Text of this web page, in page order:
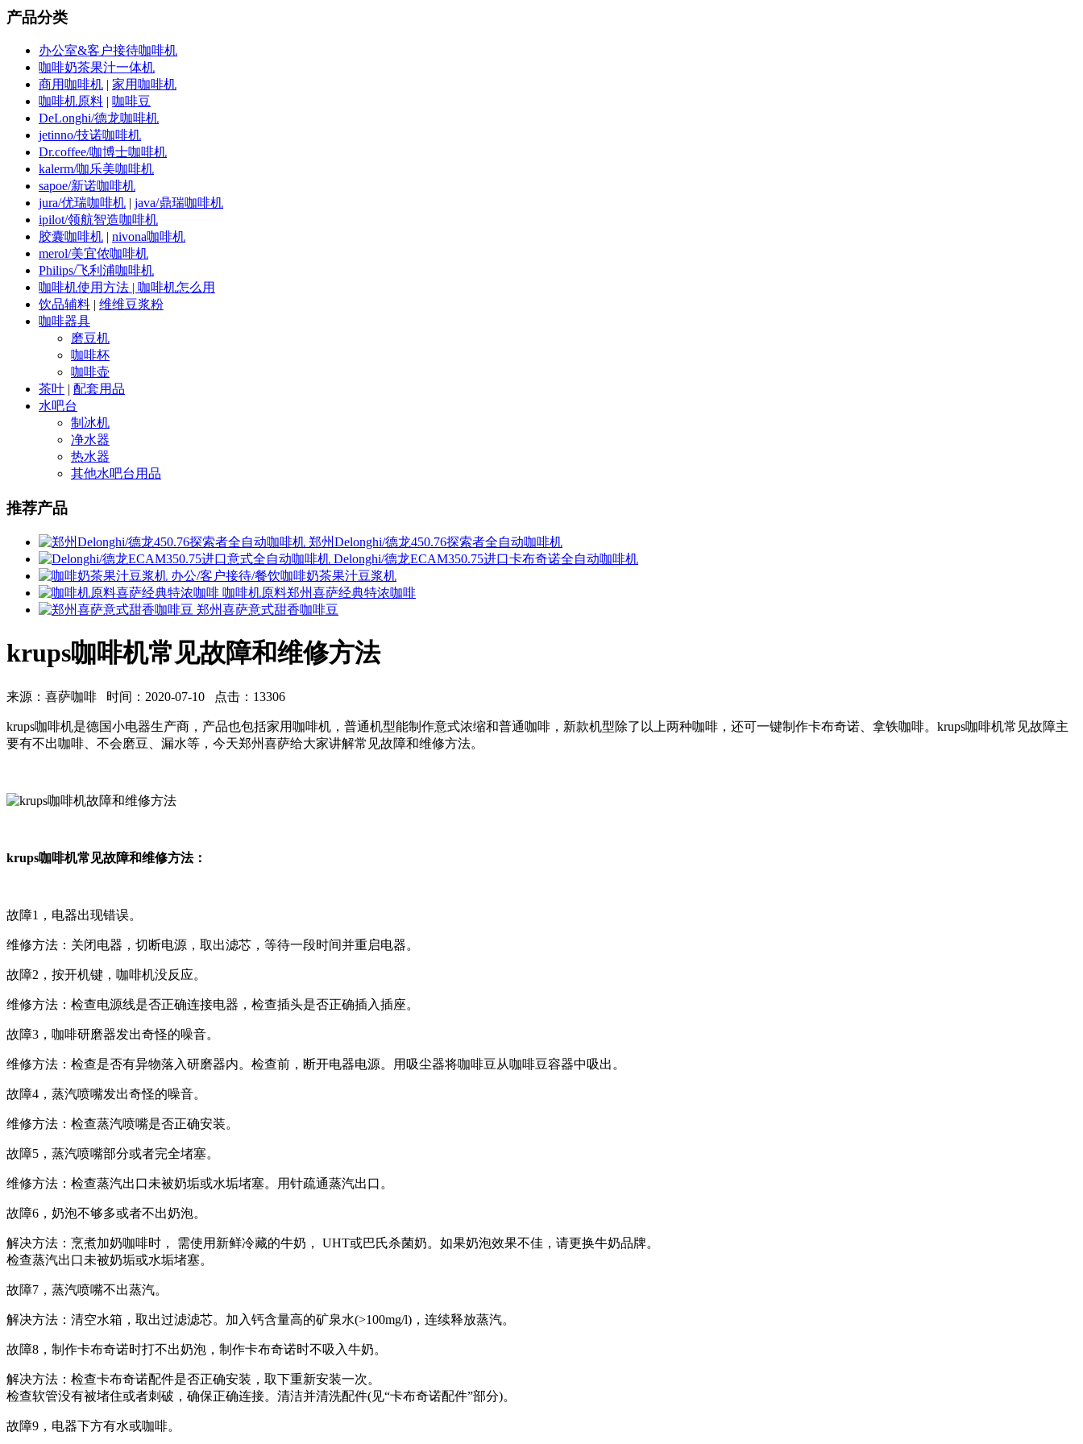
产品分类
办公室&客户接待咖啡机
咖啡奶茶果汁一体机
商用咖啡机 | 家用咖啡机
咖啡机原料 | 咖啡豆
DeLonghi/德龙咖啡机
jetinno/技诺咖啡机
Dr.coffee/咖博士咖啡机
kalerm/咖乐美咖啡机
sapoe/新诺咖啡机
jura/优瑞咖啡机 | java/鼎瑞咖啡机
ipilot/领航智造咖啡机
胶囊咖啡机 | nivona咖啡机
merol/美宜侬咖啡机
Philips/飞利浦咖啡机
咖啡机使用方法 | 咖啡机怎么用
饮品辅料 | 维维豆浆粉
咖啡器具
磨豆机
咖啡杯
咖啡壶
茶叶 | 配套用品
水吧台
制冰机
净水器
热水器
其他水吧台用品
推荐产品
郑州Delonghi/德龙450.76探索者全自动咖啡机
Delonghi/德龙ECAM350.75进口卡布奇诺全自动咖啡机
办公/客户接待/餐饮咖啡奶茶果汁豆浆机
咖啡机原料郑州喜萨经典特浓咖啡
郑州喜萨意式甜香咖啡豆
krups咖啡机常见故障和维修方法
来源：喜萨咖啡 时间：2020-07-10 点击：13306
krups咖啡机是德国小电器生产商，产品也包括家用咖啡机，普通机型能制作意式浓缩和普通咖啡，新款机型除了以上两种咖啡，还可一键制作卡布奇诺、拿铁咖啡。krups咖啡机常见故障主
要有不出咖啡、不会磨豆、漏水等，今天郑州喜萨给大家讲解常见故障和维修方法。
krups咖啡机常见故障和维修方法：
故障1，电器出现错误。
维修方法：关闭电器，切断电源，取出滤芯，等待一段时间并重启电器。
故障2，按开机键，咖啡机没反应。
维修方法：检查电源线是否正确连接电器，检查插头是否正确插入插座。
故障3，咖啡研磨器发出奇怪的噪音。
维修方法：检查是否有异物落入研磨器内。检查前，断开电器电源。用吸尘器将咖啡豆从咖啡豆容器中吸出。
故障4，蒸汽喷嘴发出奇怪的噪音。
维修方法：检查蒸汽喷嘴是否正确安装。
故障5，蒸汽喷嘴部分或者完全堵塞。
维修方法：检查蒸汽出口未被奶垢或水垢堵塞。用针疏通蒸汽出口。
故障6，奶泡不够多或者不出奶泡。
解决方法：烹煮加奶咖啡时， 需使用新鲜冷藏的牛奶， UHT或巴氏杀菌奶。如果奶泡效果不佳，请更换牛奶品牌。
检查蒸汽出口未被奶垢或水垢堵塞。
故障7，蒸汽喷嘴不出蒸汽。
解决方法：清空水箱，取出过滤滤芯。加入钙含量高的矿泉水(>100mg/l)，连续释放蒸汽。
故障8，制作卡布奇诺时打不出奶泡，制作卡布奇诺时不吸入牛奶。
解决方法：检查卡布奇诺配件是否正确安装，取下重新安装一次。
检查软管没有被堵住或者刺破，确保正确连接。清洁并清洗配件(见“卡布奇诺配件”部分)。
故障9，电器下方有水或咖啡。